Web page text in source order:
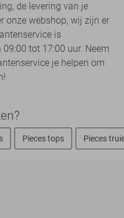
de levering van je
onze webshop, wij zijn er
is
tot 17:00 uur. Neem
je helpen om
Pieces tops Pieces